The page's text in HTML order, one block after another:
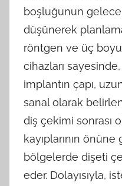
boşluğunun
düşünerek
röntgen ve üç
cihazları
implantın çapı,
sanal olarak
diş çekimi sonrası
kayıplarının
bölgelerde dişeti
eder. Dolayısıyla,